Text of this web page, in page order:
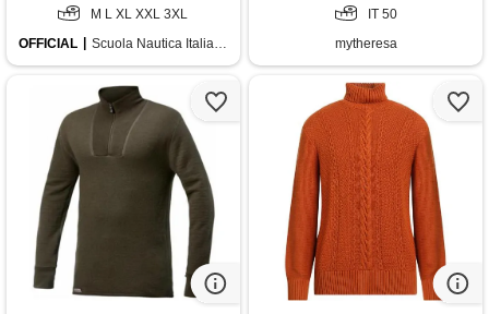
M L XL XXL 3XL
OFFICIAL
Scuola Nautica Italiana
IT 50
mytheresa